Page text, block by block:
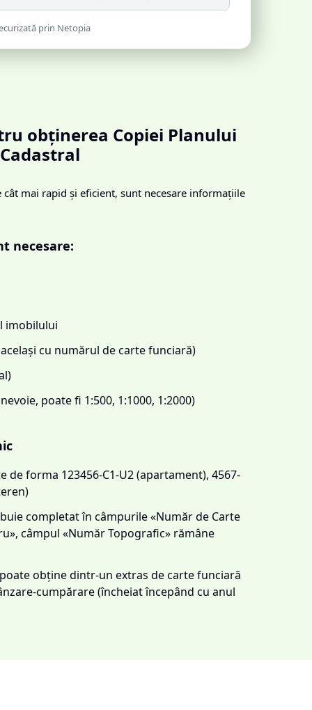
prin Netopia
obținerea Copiei Planului
Cadastral
cât mai rapid și eficient, sunt necesare informațiile
necesare:
imobilului
cu numărul de carte funciară)
poate fi 1:500, 1:1000, 1:2000)
forma 123456-C1-U2 (apartament), 4567-
completat în câmpurile «Număr de Carte
câmpul «Număr Topografic» rămâne
obține dintr-un extras de carte funciară
cumpărare (încheiat începând cu anul